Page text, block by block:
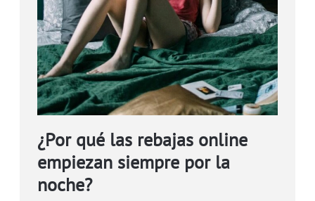
¿Por qué las rebajas online
empiezan siempre por la
noche?